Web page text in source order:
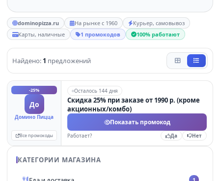
dominopizza.ru На рынке с 1960
Курьер, самовывоз
Карты, наличные
1 промокодов 100% работают
Найдено: 1 предложений
-25%
До
Домино Пицца
Все промокоды
Осталось 144 дня
Скидка 25% при заказе от 1990 р. (кроме
акционных/комбо)
Показать промокод
Работает? Да Нет
КАТЕГОРИИ МАГАЗИНА